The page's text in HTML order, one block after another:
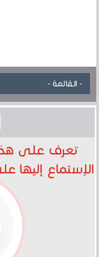
تعرف على هذا
الإستماع